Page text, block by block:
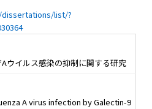
list/?
ウイルス感染の抑制に関する研究
A virus infection by Galectin-9